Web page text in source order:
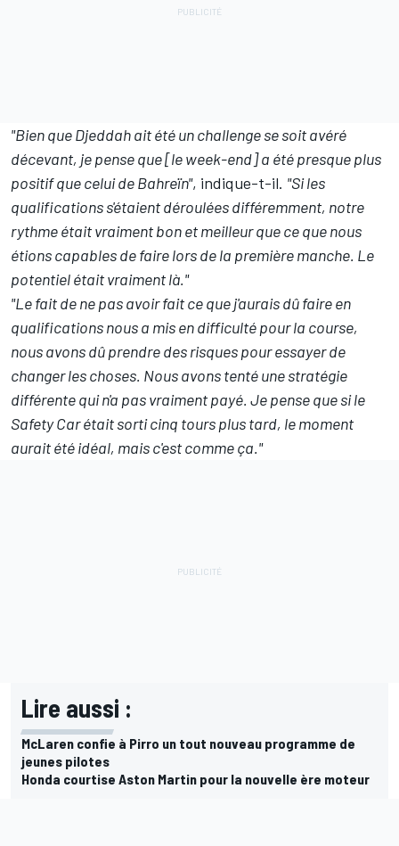
"Bien que Djeddah ait été un challenge se soit avéré
décevant, je pense que [le week-end] a été presque plus
positif que celui de Bahreïn", indique-t-il. "Si les
qualifications s'étaient déroulées différemment, notre
rythme était vraiment bon et meilleur que ce que nous
étions capables de faire lors de la première manche. Le
potentiel était vraiment là."
"Le fait de ne pas avoir fait ce que j'aurais dû faire en
qualifications nous a mis en difficulté pour la course,
nous avons dû prendre des risques pour essayer de
changer les choses. Nous avons tenté une stratégie
différente qui n'a pas vraiment payé. Je pense que si le
Safety Car était sorti cinq tours plus tard, le moment
aurait été idéal, mais c'est comme ça."
Lire aussi :
McLaren confie à Pirro un tout nouveau programme de
jeunes pilotes
Honda courtise Aston Martin pour la nouvelle ère moteur